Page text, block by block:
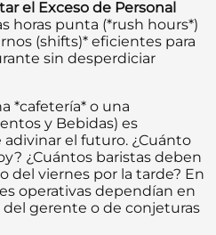
el Exceso de Personal
horas punta (*rush hours*)
(shifts)* eficientes para
sin desperdiciar
*cafetería* o una
y Bebidas) es
el futuro. ¿Cuánto
¿Cuántos baristas deben
del viernes por la tarde? En
operativas dependían en
gerente o de conjeturas